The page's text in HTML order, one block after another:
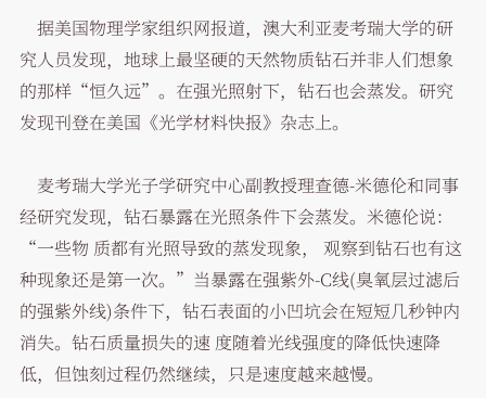
据美国物理学家组织网报道，澳大利亚麦考瑞大学的研
究人员发现，地球上最坚硬的天然物质钻石并非人们想象
的那样“恒久远”。在强光照射下，钻石也会蒸发。研究
发现刊登在美国《光学材料快报》杂志上。
麦考瑞大学光子学研究中心副教授理查德-米德伦和同事
经研究发现，钻石暴露在光照条件下会蒸发。米德伦说：
“一些物 质都有光照导致的蒸发现象， 观察到钻石也有这
种现象还是第一次。”当暴露在强紫外-C线(臭氧层过滤后
的强紫外线)条件下，钻石表面的小凹坑会在短短几秒钟内
消失。钻石质量损失的速 度随着光线强度的降低快速降
低，但蚀刻过程仍然继续，只是速度越来越慢。